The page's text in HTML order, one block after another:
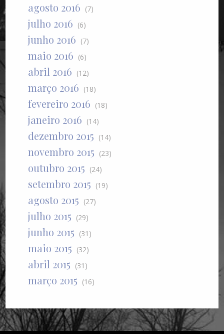
agosto 2016 (7)
julho 2016 (6)
junho 2016 (7)
maio 2016 (6)
abril 2016 (12)
março 2016 (18)
fevereiro 2016 (18)
janeiro 2016 (14)
dezembro 2015 (14)
novembro 2015 (23)
outubro 2015 (24)
setembro 2015 (19)
agosto 2015 (27)
julho 2015 (29)
junho 2015 (31)
maio 2015 (32)
abril 2015 (31)
março 2015 (16)